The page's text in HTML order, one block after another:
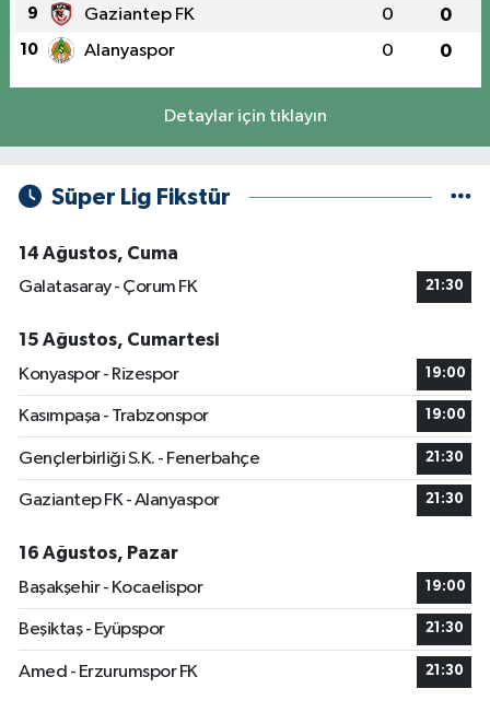
9 Gaziantep FK 0 0
10 Alanyaspor 0 0
Detaylar için tıklayın
Süper Lig Fikstür
14 Ağustos, Cuma
Galatasaray - Çorum FK
21:30
15 Ağustos, Cumartesi
Konyaspor - Rizespor
19:00
Kasımpaşa - Trabzonspor 19:00
Gençlerbirliği S.K. - Fenerbahçe 21:30
Gaziantep FK - Alanyaspor 21:30
16 Ağustos, Pazar
Başakşehir - Kocaelispor
19:00
Beşiktaş - Eyüpspor 21:30
Amed - Erzurumspor FK 21:30